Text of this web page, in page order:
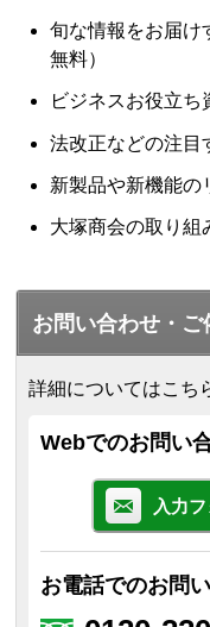
旬な情報をお届け
無料）
ビジネスお役立ち
法改正などの注目
新製品や新機能の
大塚商会の取り
お問い合わせ・ご
詳細についてはこち
Webでのお問い
入力
お電話でのお問